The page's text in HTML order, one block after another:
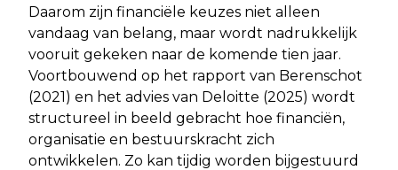
Daarom zijn financiële keuzes niet alleen
vandaag van belang, maar wordt nadrukkelijk
vooruit gekeken naar de komende tien jaar.
Voortbouwend op het rapport van Berenschot
(2021) en het advies van Deloitte (2025) wordt
structureel in beeld gebracht hoe financiën,
organisatie en bestuurskracht zich
ontwikkelen. Zo kan tijdig worden bijgestuurd